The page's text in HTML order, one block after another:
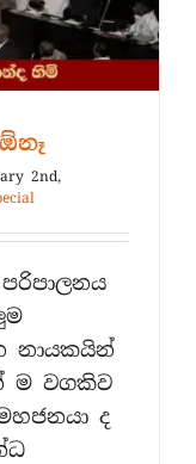
2nd,
නායකයින්
ම වගකිව
ද